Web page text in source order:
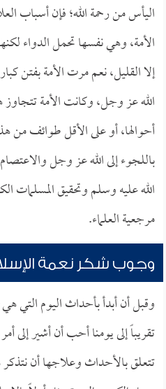
اليأس من رحمة الله؛ فإن أسباب
الأمة، وهي نفسها تحمل الدواء
إلا القليل، نعم مرت الأمة بفتن
الله عز وجل، وكانت الأمة تتجاوز
أحوالها، أو على الأقل طوائف من
باللجوء إلى الله عز وجل
الله عليه وسلم وتحقيق المسلمات
مرجعية العلماء.
وجوب شكر نعمة
وقبل أن أبدأ بأحداث اليوم التي
تقريباً إلى يومنا أحب أن أشير إلى
تتعلق بالأحداث وعلاجها أن